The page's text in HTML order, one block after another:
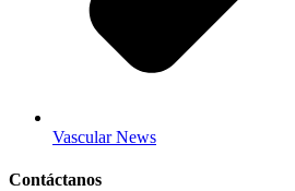
Vascular News
Contáctanos